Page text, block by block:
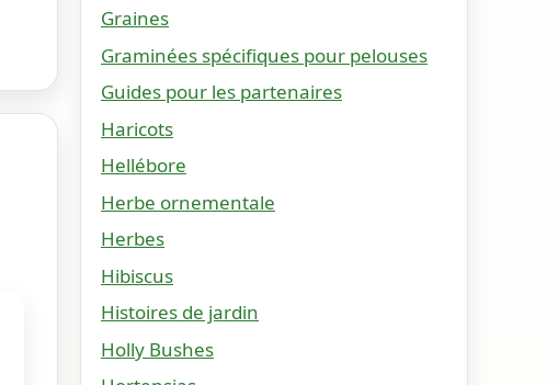
Graines
Graminées spécifiques pour pelouses
Guides pour les partenaires
Haricots
Hellébore
Herbe ornementale
Herbes
Hibiscus
Histoires de jardin
Holly Bushes